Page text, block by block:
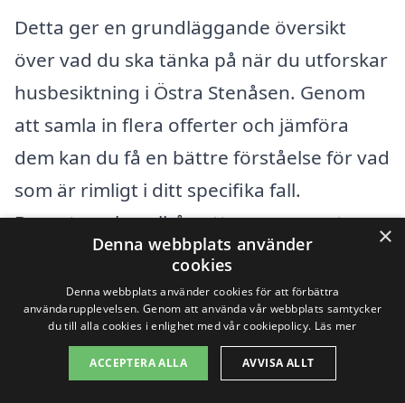
Detta ger en grundläggande översikt
över vad du ska tänka på när du utforskar
husbesiktning i Östra Stenåsen. Genom
att samla in flera offerter och jämföra
dem kan du få en bättre förståelse för vad
som är rimligt i ditt specifika fall.
Dessutom, kom ihåg att en noggrant
genomförd besiktning kan spara dig både
tid och pengar i det långa loppet genom
att avslöja eventuella problem innan du
gör ett köp eller renoveringsbeslut. Vår
plattform, husbesiktning-pris.se, gör det
×
Denna webbplats använder
cookies
Denna webbplats använder cookies för att förbättra
användarupplevelsen. Genom att använda vår webbplats samtycker
du till alla cookies i enlighet med vår cookiepolicy. Läs mer
ACCEPTERA ALLA AVVISA ALLT